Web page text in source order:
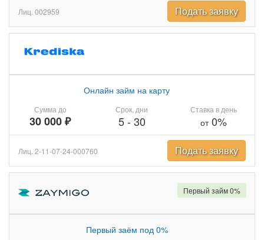
Лиц. 002959 Подать заявку
Сумма до
30 000 ₽
Онлайн займ на карту
Срок, дни
5- 30
Ставка в день
от0%
Лиц. 2-11-07-24-000760 Подать заявку
Первый заём под 0%
Первый займ 0%